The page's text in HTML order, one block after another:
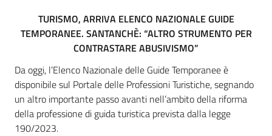
TURISMO, ARRIVA ELENCO NAZIONALE GUIDE
TEMPORANEE. SANTANCHÈ: “ALTRO STRUMENTO PER
CONTRASTARE ABUSIVISMO”
Da oggi, l’Elenco Nazionale delle Guide Temporanee è
disponibile sul Portale delle Professioni Turistiche, segnando
un altro importante passo avanti nell’ambito della riforma
della professione di guida turistica prevista dalla legge
190/2023.